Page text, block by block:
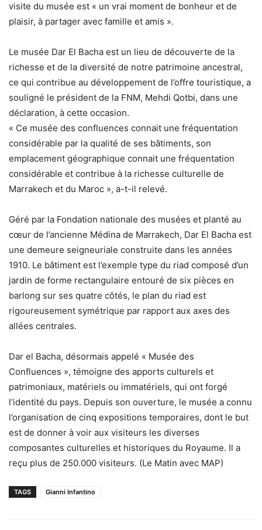
visite du musée est « un vrai moment de bonheur et de
plaisir, à partager avec famille et amis ».
Le musée Dar El Bacha est un lieu de découverte de la
richesse et de la diversité de notre patrimoine ancestral,
ce qui contribue au développement de l’offre touristique, a
souligné le président de la FNM, Mehdi Qotbi, dans une
déclaration, à cette occasion.
« Ce musée des confluences connait une fréquentation
considérable par la qualité de ses bâtiments, son
emplacement géographique connait une fréquentation
considérable et contribue à la richesse culturelle de
Marrakech et du Maroc », a-t-il relevé.
Géré par la Fondation nationale des musées et planté au
cœur de l’ancienne Médina de Marrakech, Dar El Bacha est
une demeure seigneuriale construite dans les années
1910. Le bâtiment est l’exemple type du riad composé d’un
jardin de forme rectangulaire entouré de six pièces en
barlong sur ses quatre côtés, le plan du riad est
rigoureusement symétrique par rapport aux axes des
allées centrales.
Dar el Bacha, désormais appelé « Musée des
Confluences », témoigne des apports culturels et
patrimoniaux, matériels ou immatériels, qui ont forgé
l’identité du pays. Depuis son ouverture, le musée a connu
l’organisation de cinq expositions temporaires, dont le but
est de donner à voir aux visiteurs les diverses
composantes culturelles et historiques du Royaume. Il a
reçu plus de 250.000 visiteurs. (Le Matin avec MAP)
TAGS Gianni Infantino